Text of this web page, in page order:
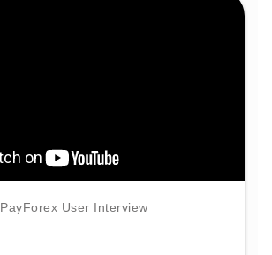
PayForex User Interview